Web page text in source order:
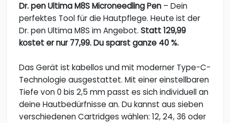
Dr. pen Ultima M8S Microneedling Pen – Dein
perfektes Tool für die Hautpflege. Heute ist der
Dr. pen Ultima M8S im Angebot. Statt 129,99
kostet er nur 77,99. Du sparst ganze 40 %.
Das Gerät ist kabellos und mit moderner Type-C-
Technologie ausgestattet. Mit einer einstellbaren
Tiefe von 0 bis 2,5 mm passt es sich individuell an
deine Hautbedürfnisse an. Du kannst aus sieben
verschiedenen Cartridges wählen: 12, 24, 36 oder